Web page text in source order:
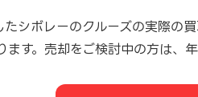
たシボレーのクルーズの実際の
ます。売却をご検討中の方は、